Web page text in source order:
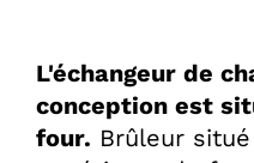
L'échangeur de
conception est
four. Brûleur